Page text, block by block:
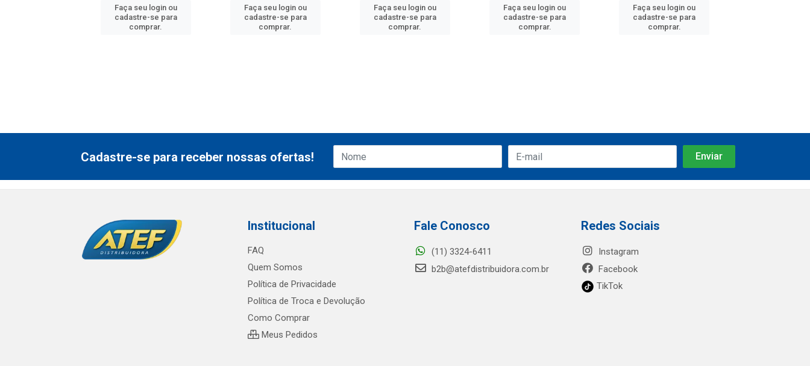
Faça seu login ou
cadastre-se para
comprar.
Faça seu login ou
cadastre-se para
comprar.
Faça seu login ou
cadastre-se para
comprar.
Faça seu login ou
cadastre-se para
comprar.
Faça seu login ou
cadastre-se para
comprar.
Cadastre-se para receber nossas ofertas!
Institucional
FAQ
Quem Somos
Política de Privacidade
Política de Troca e Devolução
Como Comprar
Meus Pedidos
Fale Conosco
(11) 3324-6411
b2b@atefdistribuidora.com.br
Redes Sociais
Instagram
Facebook
TikTok